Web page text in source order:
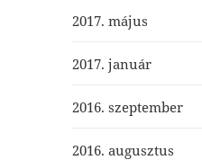
2017. május
2017. január
2016. szeptember
2016. augusztus